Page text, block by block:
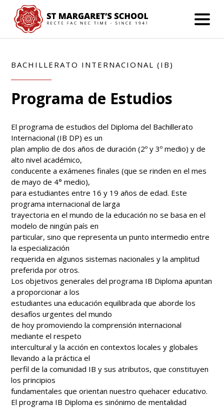
BACHILLERATO INTERNACIONAL (IB)
Programa de Estudios
El programa de estudios del Diploma del Bachillerato
Internacional (IB DP) es un
plan amplio de dos años de duración (2º y 3º medio) y de
alto nivel académico,
conducente a exámenes finales (que se rinden en el mes
de mayo de 4° medio),
para estudiantes entre 16 y 19 años de edad. Este
programa internacional de larga
trayectoria en el mundo de la educación no se basa en el
modelo de ningún país en
particular, sino que representa un punto intermedio entre
la especialización
requerida en algunos sistemas nacionales y la amplitud
preferida por otros.
Los objetivos generales del programa IB Diploma apuntan
a proporcionar a los
estudiantes una educación equilibrada que aborde los
desafíos urgentes del mundo
de hoy promoviendo la comprensión internacional
mediante el respeto
intercultural y la acción en contextos locales y globales
llevando a la práctica el
perfil de la comunidad IB y sus atributos, que constituyen
los principios
fundamentales que orientan nuestro quehacer educativo.
El programa IB Diploma es sinónimo de mentalidad